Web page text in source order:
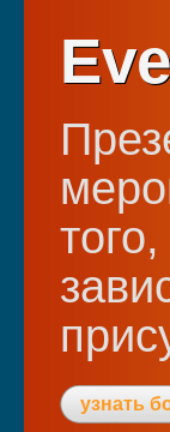
узнать